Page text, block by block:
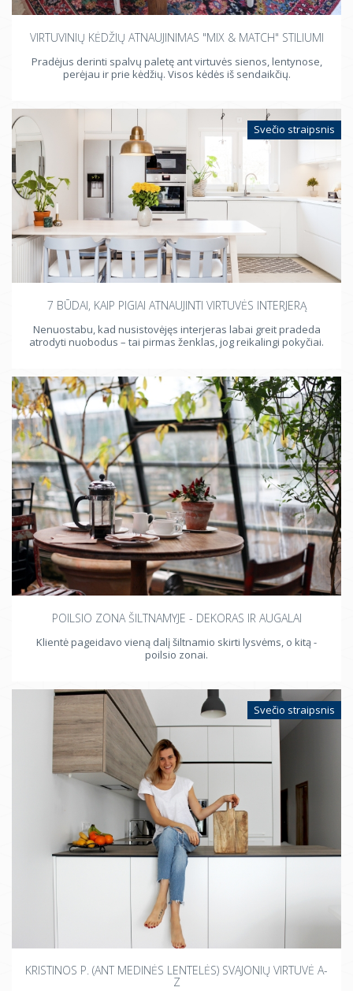
VIRTUVINIŲ KĖDŽIŲ ATNAUJINIMAS "MIX & MATCH" STILIUMI
Pradėjus derinti spalvų paletę ant virtuvės sienos, lentynose,
perėjau ir prie kėdžių. Visos kėdės iš sendaikčių.
Svečio straipsnis
7 BŪDAI, KAIP PIGIAI ATNAUJINTI VIRTUVĖS INTERJERĄ
Nenuostabu, kad nusistovėjęs interjeras labai greit pradeda
atrodyti nuobodus – tai pirmas ženklas, jog reikalingi pokyčiai.
POILSIO ZONA ŠILTNAMYJE - DEKORAS IR AUGALAI
Klientė pageidavo vieną dalį šiltnamio skirti lysvėms, o kitą -
poilsio zonai.
Svečio straipsnis
KRISTINOS P. (ANT MEDINĖS LENTELĖS) SVAJONIŲ VIRTUVĖ A-
Z